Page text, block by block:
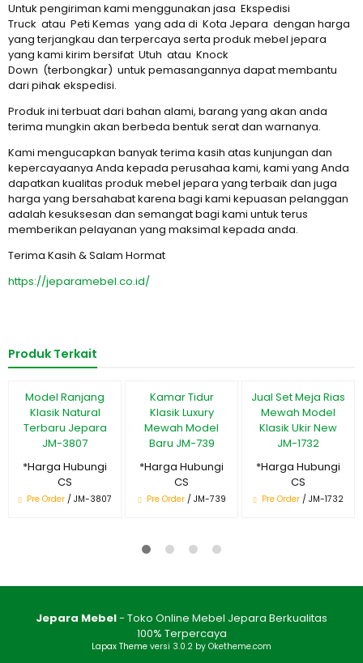
Untuk pengiriman kami menggunakan jasa Ekspedisi
Truck atau Peti Kemas yang ada di Kota Jepara dengan harga
yang terjangkau dan terpercaya serta produk mebel jepara
yang kami kirim bersifat Utuh atau Knock
Down (terbongkar) untuk pemasangannya dapat membantu
dari pihak ekspedisi.
Produk ini terbuat dari bahan alami, barang yang akan anda
terima mungkin akan berbeda bentuk serat dan warnanya.
Kami mengucapkan banyak terima kasih atas kunjungan dan
kepercayaanya Anda kepada perusahaa kami, kami yang Anda
dapatkan kualitas produk mebel jepara yang terbaik dan juga
harga yang bersahabat karena bagi kami kepuasan pelanggan
adalah kesuksesan dan semangat bagi kami untuk terus
memberikan pelayanan yang maksimal kepada anda.
Terima Kasih & Salam Hormat
https://jeparamebel.co.id/
Produk Terkait
Model Ranjang
Klasik Natural
Terbaru Jepara
JM-3807
*Harga Hubungi
CS
Pre Order / JM-3807
Kamar Tidur
Klasik Luxury
Mewah Model
Baru JM-739
*Harga Hubungi
CS
Pre Order/ JM-739
Jual Set Meja Rias
Mewah Model
Klasik Ukir New
JM-1732
*Harga Hubungi
CS
Pre Order / JM-1732
Jepara Mebel- Toko Online Mebel Jepara Berkualitas
100% Terpercaya
Lapax Theme versi 3.0.2 by Oketheme.com